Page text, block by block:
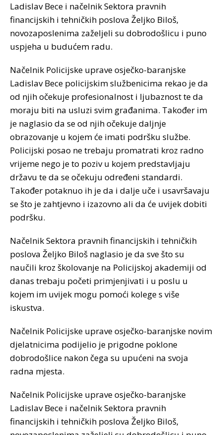
Ladislav Bece i načelnik Sektora pravnih
financijskih i tehničkih poslova Željko Biloš,
novozaposlenima zaželjeli su dobrodošlicu i puno
uspjeha u budućem radu.
Načelnik Policijske uprave osječko-baranjske
Ladislav Bece policijskim službenicima rekao je da
od njih očekuje profesionalnost i ljubaznost te da
moraju biti na usluzi svim građanima. Također im
je naglasio da se od njih očekuje daljnje
obrazovanje u kojem će imati podršku službe.
Policijski posao ne trebaju promatrati kroz radno
vrijeme nego je to poziv u kojem predstavljaju
državu te da se očekuju određeni standardi.
Također potaknuo ih je da i dalje uče i usavršavaju
se što je zahtjevno i izazovno ali da će uvijek dobiti
podršku.
Načelnik Sektora pravnih financijskih i tehničkih
poslova Željko Biloš naglasio je da sve što su
naučili kroz školovanje na Policijskoj akademiji od
danas trebaju početi primjenjivati i u poslu u
kojem im uvijek mogu pomoći kolege s više
iskustva.
Načelnik Policijske uprave osječko-baranjske novim
djelatnicima podijelio je prigodne poklone
dobrodošlice nakon čega su upućeni na svoja
radna mjesta.
Načelnik Policijske uprave osječko-baranjske
Ladislav Bece i načelnik Sektora pravnih
financijskih i tehničkih poslova Željko Biloš,